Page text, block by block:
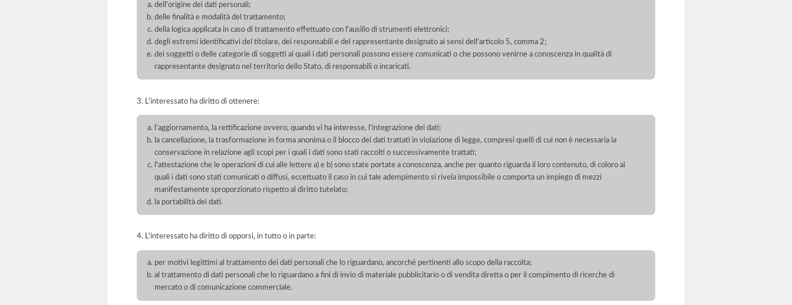
dell'origine dei dati personali;
delle finalità e modalità del trattamento;
della logica applicata in caso di trattamento effettuato con l'ausilio di strumenti elettronici;
degli estremi identificativi del titolare, dei responsabili e del rappresentante designato ai sensi dell'articolo 5, comma 2;
dei soggetti o delle categorie di soggetti ai quali i dati personali possono essere comunicati o che possono venirne a conoscenza in qualità di
rappresentante designato nel territorio dello Stato, di responsabili o incaricati.
3. L'interessato ha diritto di ottenere:
l'aggiornamento, la rettificazione ovvero, quando vi ha interesse, l'integrazione dei dati;
la cancellazione, la trasformazione in forma anonima o il blocco dei dati trattati in violazione di legge, compresi quelli di cui non è necessaria la
conservazione in relazione agli scopi per i quali i dati sono stati raccolti o successivamente trattati;
l'attestazione che le operazioni di cui alle lettere a) e b) sono state portate a conoscenza, anche per quanto riguarda il loro contenuto, di coloro ai
quali i dati sono stati comunicati o diffusi, eccettuato il caso in cui tale adempimento si rivela impossibile o comporta un impiego di mezzi
manifestamente sproporzionato rispetto al diritto tutelato;
la portabilità dei dati.
4. L'interessato ha diritto di opporsi, in tutto o in parte:
per motivi legittimi al trattamento dei dati personali che lo riguardano, ancorché pertinenti allo scopo della raccolta;
al trattamento di dati personali che lo riguardano a fini di invio di materiale pubblicitario o di vendita diretta o per il compimento di ricerche di
mercato o di comunicazione commerciale.